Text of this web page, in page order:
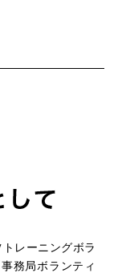
レーニングボラ
務局ボランティ